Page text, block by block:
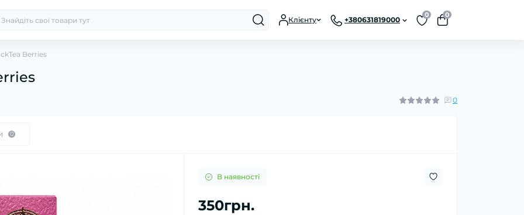
Клієнту +380631819000
0 0
Berries
0
0
В наявності
350грн.